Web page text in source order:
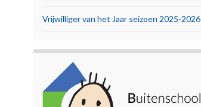
Vrijwilliger van het Jaar seizoen 2025-2026